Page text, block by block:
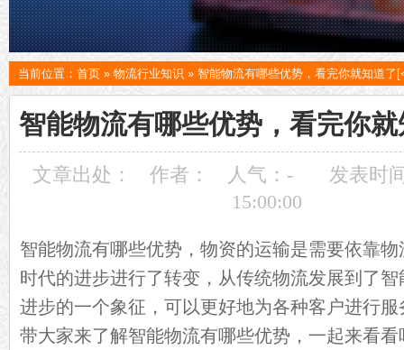
当前位置： 首页 » 物流行业知识 » 智能物流有哪些优势，看完你就知道了[
智能物流有哪些优势，看完你
文章出处： 作者： 人气： -
发表时
15:00:00
智能物流有哪些优势，物资的运输是需要依靠
时代的进步进行了转变，从传统物流发展到了
进步的一个象征，可以更好地为各种客户进行
带大家来了解智能物流有哪些优势，一起来看看